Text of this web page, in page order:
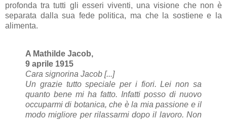
profonda tra tutti gli esseri viventi, una visione che non è
separata dalla sua fede politica, ma che la sostiene e la
alimenta.
A Mathilde Jacob,
9 aprile 1915
Cara signorina Jacob [...]
Un grazie tutto speciale per i fiori. Lei non sa
quanto bene mi ha fatto. Infatti posso di nuovo
occuparmi di botanica, che è la mia passione e il
modo migliore per rilassarmi dopo il lavoro. Non